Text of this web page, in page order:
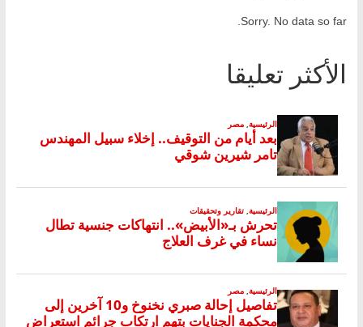
Sorry. No data so far.
الأكثر تعليقا